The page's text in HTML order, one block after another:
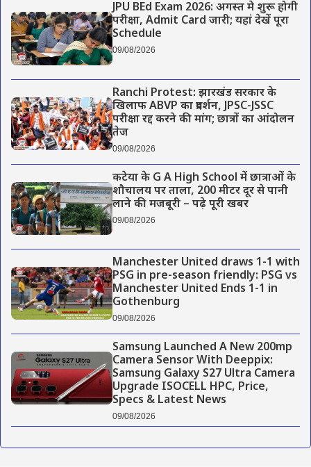
JPU BEd Exam 2026: अगस्त मे शुरू होगी
परीक्षा, Admit Card जारी; यहां देखें पूरा
Schedule
09/08/2026
Ranchi Protest: झारखंड सरकार के
खिलाफ ABVP का प्रदर्शन, JPSC-JSSC
परीक्षा रद्द करने की मांग; छात्रों का आंदोलन
तेज
09/08/2026
कटेया के G A High School में छात्राओं के
शौचालय पर ताला, 200 मीटर दूर से पानी
लाने की मजबूरी – पढ़े पूरी खबर
09/08/2026
Manchester United draws 1-1 with
PSG in pre-season friendly: PSG vs
Manchester United Ends 1-1 in
Gothenburg
09/08/2026
Samsung Launched A New 200mp
Camera Sensor With Deeppix:
Samsung Galaxy S27 Ultra Camera
Upgrade ISOCELL HPC, Price,
Specs & Latest News
09/08/2026